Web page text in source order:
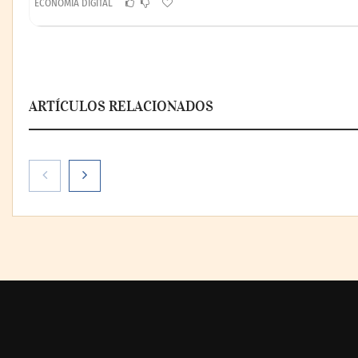
ECONOMÍA DIGITAL
ARTÍCULOS RELACIONADOS
El voto del público será
decisivo para elegir a los